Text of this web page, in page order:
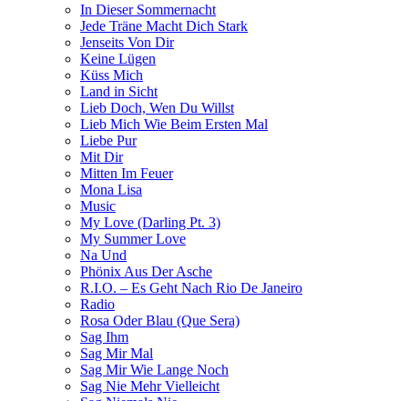
In Dieser Sommernacht
Jede Träne Macht Dich Stark
Jenseits Von Dir
Keine Lügen
Küss Mich
Land in Sicht
Lieb Doch, Wen Du Willst
Lieb Mich Wie Beim Ersten Mal
Liebe Pur
Mit Dir
Mitten Im Feuer
Mona Lisa
Music
My Love (Darling Pt. 3)
My Summer Love
Na Und
Phönix Aus Der Asche
R.I.O. – Es Geht Nach Rio De Janeiro
Radio
Rosa Oder Blau (Que Sera)
Sag Ihm
Sag Mir Mal
Sag Mir Wie Lange Noch
Sag Nie Mehr Vielleicht